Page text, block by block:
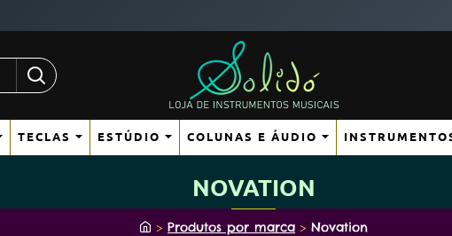
TECLAS ESTÚDIO COLUNAS E ÁUDIO
NOVATION
h
Produtos por marca Novation